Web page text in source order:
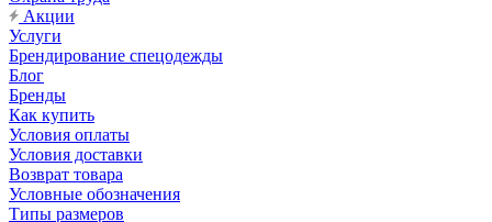
Акции
Услуги
Брендирование спецодежды
Блог
Бренды
Как купить
Условия оплаты
Условия доставки
Возврат товара
Условные обозначения
Типы размеров